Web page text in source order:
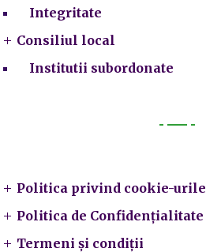
Integritate
Consiliul local
Institutii subordonate
Politica privind cookie-urile
Politica de Confidențialitate
Termeni și condiții